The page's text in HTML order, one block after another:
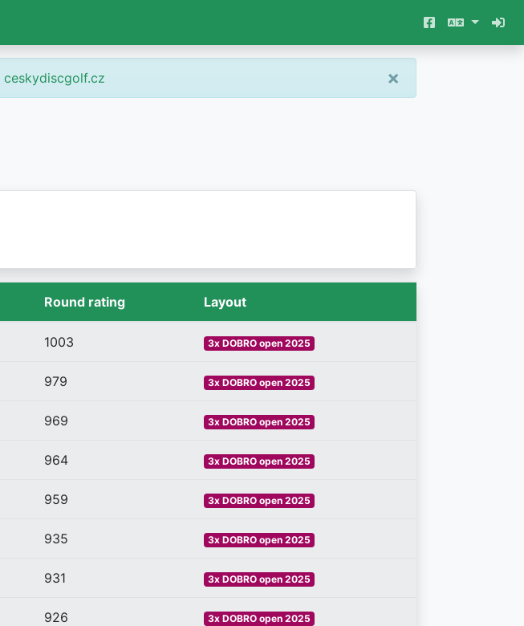
ceskydiscgolf.cz ×
Round rating Layout
1003 3x DOBRO open 2025
979 3x DOBRO open 2025
969 3x DOBRO open 2025
964 3x DOBRO open 2025
959 3x DOBRO open 2025
935 3x DOBRO open 2025
931 3x DOBRO open 2025
926 3x DOBRO open 2025